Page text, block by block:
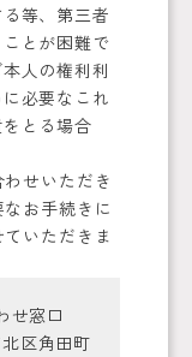
等、第三者
とが困難で
人の権利利
必要なこれ
とる場合
せいただき
お手続きに
いただきま
せ窓口
区角田町